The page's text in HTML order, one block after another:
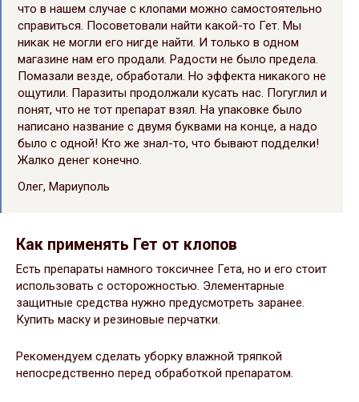
что в нашем случае с клопами можно самостоятельно
справиться. Посоветовали найти какой-то Гет. Мы
никак не могли его нигде найти. И только в одном
магазине нам его продали. Радости не было предела.
Помазали везде, обработали. Но эффекта никакого не
ощутили. Паразиты продолжали кусать нас. Погуглил и
понят, что не тот препарат взял. На упаковке было
написано название с двумя буквами на конце, а надо
было с одной! Кто же знал-то, что бывают подделки!
Жалко денег конечно.
Олег, Мариуполь
Как применять Гет от клопов
Есть препараты намного токсичнее Гета, но и его стоит
использовать с осторожностью. Элементарные
защитные средства нужно предусмотреть заранее.
Купить маску и резиновые перчатки.
Рекомендуем сделать уборку влажной тряпкой
непосредственно перед обработкой препаратом.